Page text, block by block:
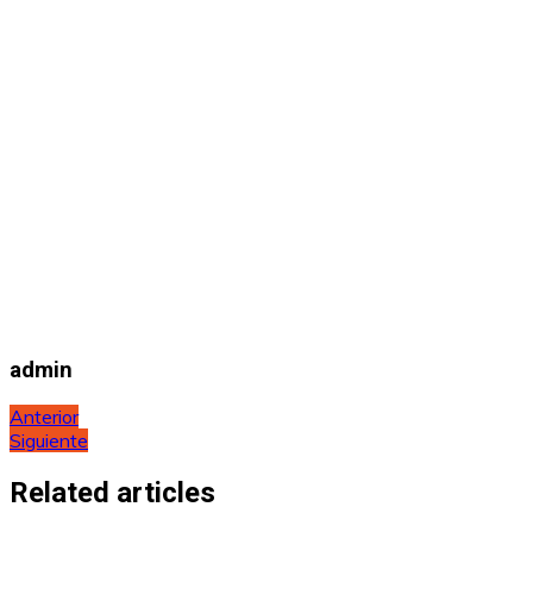
admin
Navegación
de
entradas
Anterior
Siguiente
Related articles